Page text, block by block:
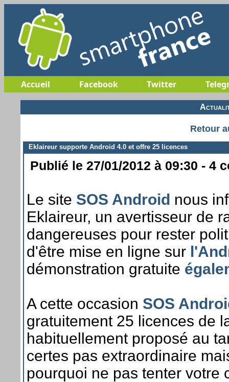
Accueil Facebook Twitter
Retour
Eklaireur supporte Android 4.0 et offre 25 licences
Publié le 27/01/2012 à 09:30 - 4
Le site SOS Android nous
Eklaireur, un avertisseur de
dangereuses pour rester
d'être mise en ligne sur
démonstration gratuite
A cette occasion SOS
gratuitement 25 licences de
habituellement proposé au
certes pas extraordinaire
pourquoi ne pas tenter votre